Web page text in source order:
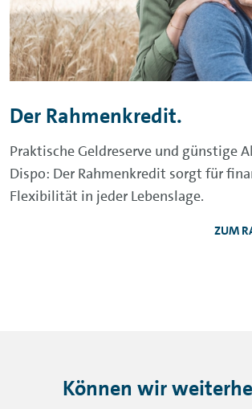
Der Rahmenkredit.
Praktische Geldreserve und günstige
Dispo: Der Rahmenkredit sorgt für
Flexibilität in jeder Lebenslage.
ZUM
Können wir